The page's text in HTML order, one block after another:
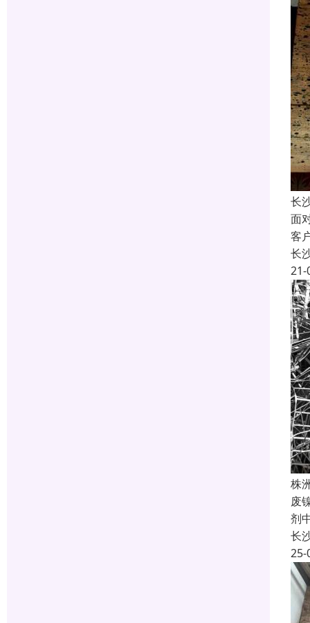
长
面
客
长
21-
株
废
剂
长
25-